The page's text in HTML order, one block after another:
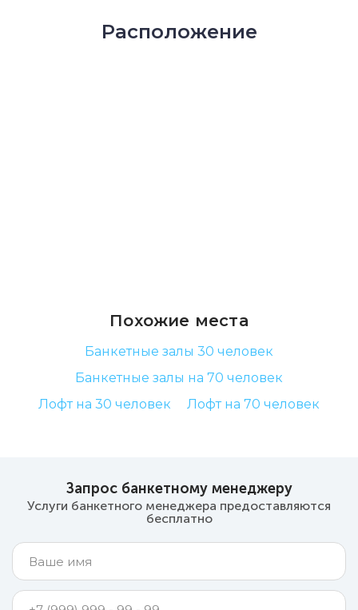
Расположение
Похожие места
Банкетные залы 30 человек
Банкетные залы на 70 человек
Лофт на 30 человек
Лофт на 70 человек
Запрос банкетному менеджеру
Услуги банкетного менеджера предоставляются
бесплатно